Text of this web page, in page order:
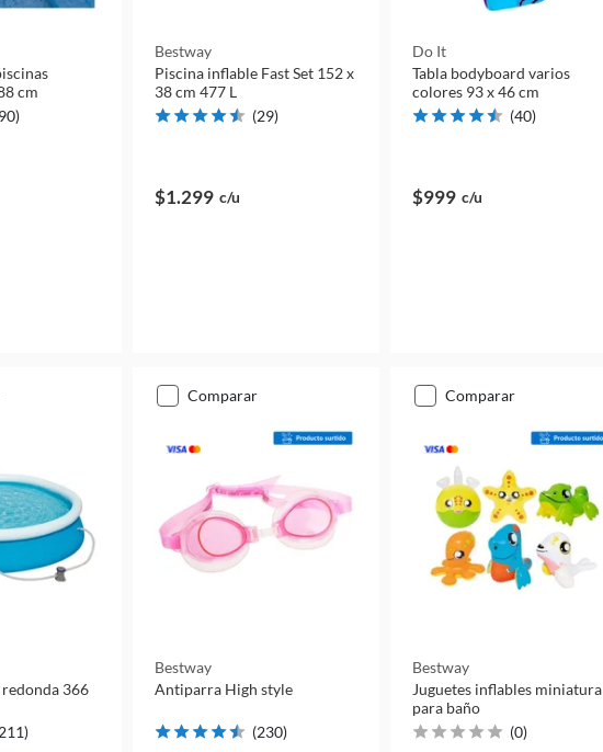
cm
90)
Bestway
Piscina inflable Fast Set 152 x
38 cm 477 L
(29)
$1.299 c/u
Do It
Tabla bodyboard varios
colores 93 x 46 cm
(40)
$999 c/u
366
211)
comparar
Bestway
Antiparra High style
(230)
comparar
Bestway
Juguetes inflables miniatura
para baño
(0)